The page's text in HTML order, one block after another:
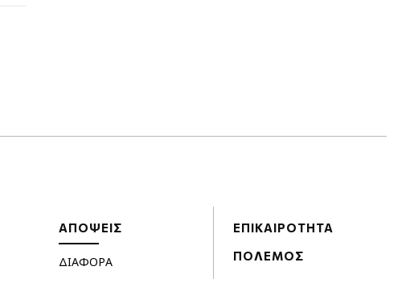
ΑΠΟΨΕΙΣ
ΔΙΑΦΟΡΑ
ΕΠΙΚΑΙΡΟΤΗΤΑ
ΠΟΛΕΜΟΣ